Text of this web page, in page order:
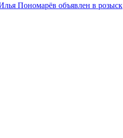
Пономарёв объявлен в розыск